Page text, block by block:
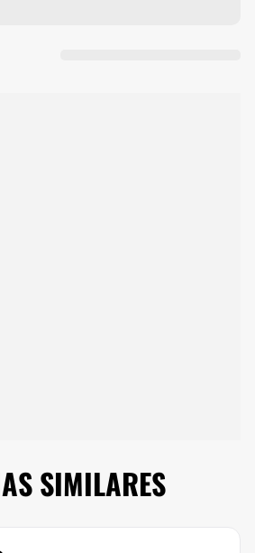
SIMILARES